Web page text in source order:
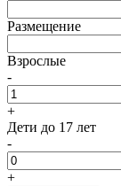
Размещение
Взрослые
-
+
Дети до 17 лет
-
+